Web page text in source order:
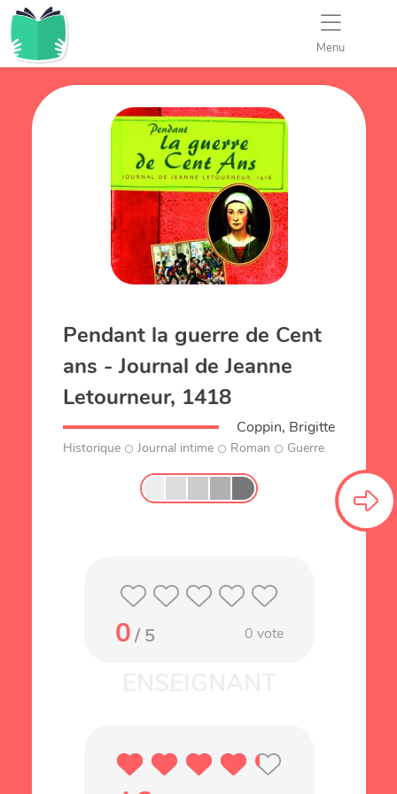
Menu
Pendant la guerre de Cent
ans - Journal de Jeanne
Letourneur, 1418
Coppin, Brigitte
Historique Journal intime Roman Guerre
0/ 5 0 vote